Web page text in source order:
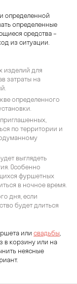
определенной
определенные
средства –
из ситуации.
изделий для
затраты на
определенного
по территории и
выглядеть
Особенно
фуршетных
в ночное время.
дня, если
будет длиться
или свадьбы
в корзину или на
неясные